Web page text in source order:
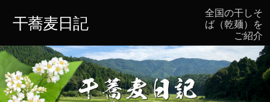
ツ
へ
ス
キ
ッ
干蕎麦日記
全国の干しそ
ば（乾麺）を
ご紹介